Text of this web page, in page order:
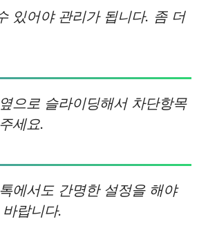
있어야 관리가 됩니다. 좀 더
으로 슬라이딩해서 차단항목
세요.
에서도 간명한 설정을 해야
랍니다.